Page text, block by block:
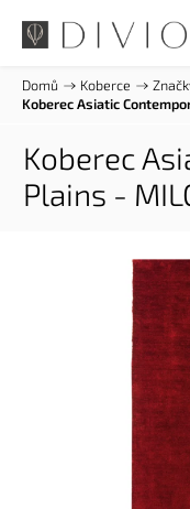
Domů / Koberce /
Koberec Asiatic
Koberec
Plains -